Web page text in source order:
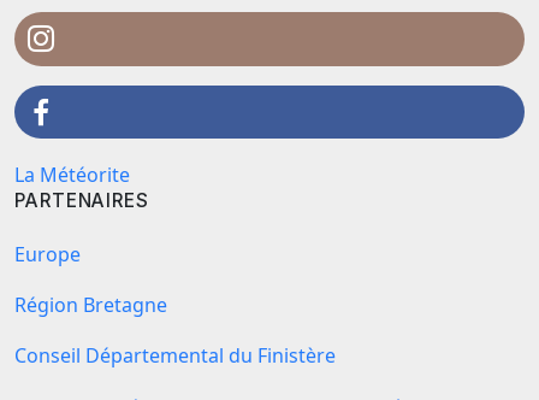
La Météorite
PARTENAIRES
Europe
Région Bretagne
Conseil Départemental du Finistère